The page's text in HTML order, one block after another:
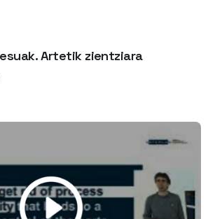
Artetik zientziara